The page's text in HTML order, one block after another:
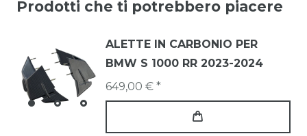
Prodotti che ti potrebbero piacere
ALETTE IN CARBONIO PER
BMW S 1000 RR 2023-2024
649,00 € *